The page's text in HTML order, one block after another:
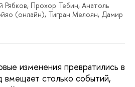
Рябков, Прохор Тебин, Анатоль
(онлайн), Тигран Мелоян, Дамир
изменения превратились в
вмещает столько событий,